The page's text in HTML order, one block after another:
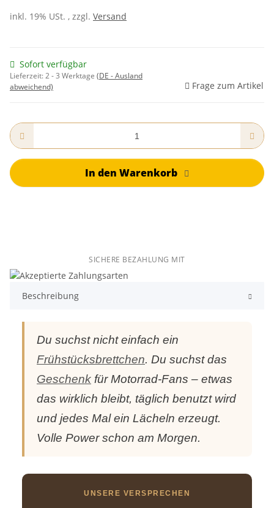
inkl. 19% USt. , zzgl. Versand
Sofort verfügbar
Lieferzeit:2 - 3 Werktage (DE - Ausland
abweichend)
Frage zum Artikel
In den Warenkorb
SICHERE BEZAHLUNG MIT
Beschreibung
Du suchst nicht einfach ein
Frühstücksbrettchen. Du suchst das
Geschenk für Motorrad-Fans – etwas
das wirklich bleibt, täglich benutzt wird
und jedes Mal ein Lächeln erzeugt.
Volle Power schon am Morgen.
UNSERE VERSPRECHEN